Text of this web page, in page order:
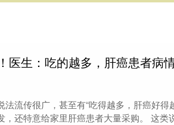
医生：吃的越多，肝癌患者病
流传很广，甚至有“吃得越多，肝癌好得
还特意给家里肝癌患者大量采购。 这类